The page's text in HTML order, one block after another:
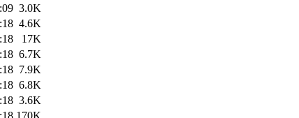
3.0K
4.6K
17K
6.7K
7.9K
6.8K
3.6K